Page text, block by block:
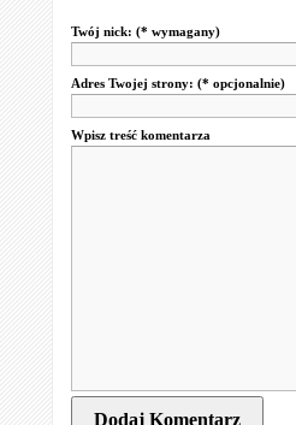
Twój nick: (* wymagany)
Adres Twojej strony: (* opcjonalnie)
Wpisz treść komentarza